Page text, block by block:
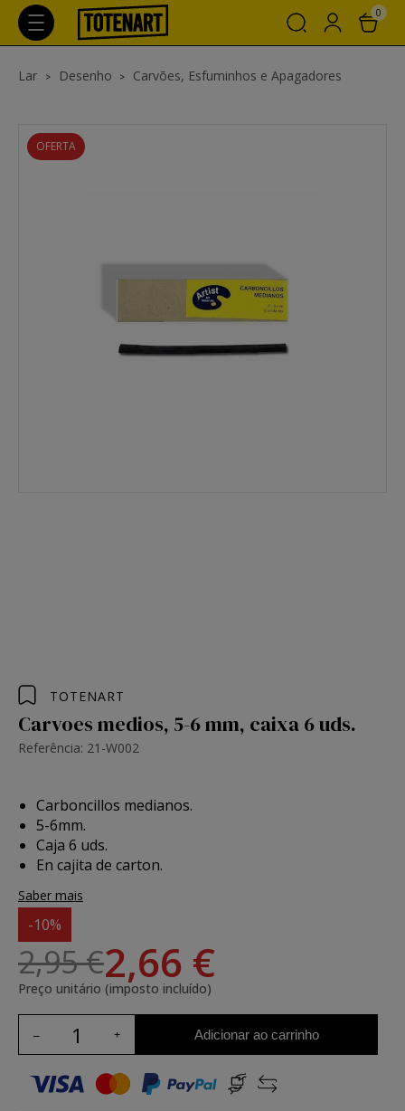
0
Lar Desenho Carvões, Esfuminhos e Apagadores
OFERTA
TOTENART
Carvoes medios, 5-6 mm, caixa 6 uds.
Referência: 21-W002
Carboncillos medianos.
5-6mm.
Caja 6 uds.
En cajita de carton.
Saber mais
-10%
2,95 €2,66 €
Preço unitário (imposto incluído)
Adicionar ao carrinho